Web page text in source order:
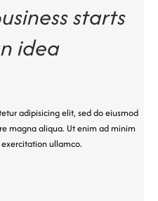
starts
idea
adipisicing elit, sed do eiusmod
magna aliqua. Ut enim ad minim
ullamco.